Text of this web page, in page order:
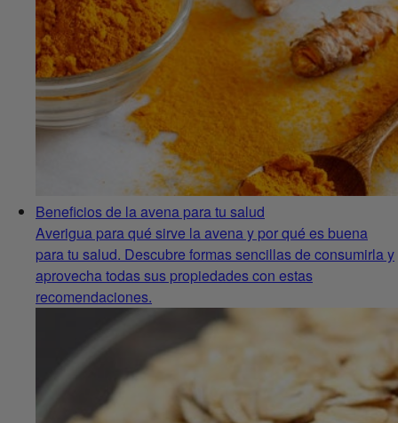
Beneficios de la avena para tu salud
Averigua para qué sirve la avena y por qué es buena
para tu salud. Descubre formas sencillas de consumirla y
aprovecha todas sus propiedades con estas
recomendaciones.